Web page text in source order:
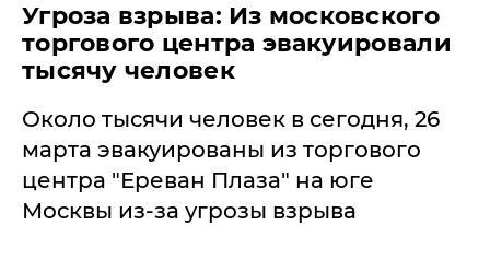
Угроза взрыва: Из московского
торгового центра эвакуировали
тысячу человек
Около тысячи человек в сегодня, 26
марта эвакуированы из торгового
центра "Ереван Плаза" на юге
Москвы из-за угрозы взрыва